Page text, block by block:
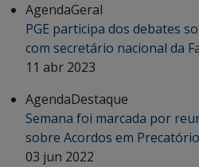
AgendaGeral
PGE participa dos debates
com secretário nacional da
11 abr 2023
AgendaDestaque
Semana foi marcada por
sobre Acordos em Precatório
03 jun 2022